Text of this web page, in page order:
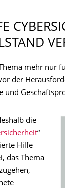
mehr nur
der
und
die
“
Hilfe
das Thema